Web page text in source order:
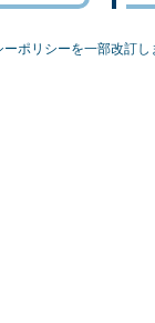
ーポリシーを一部改訂し